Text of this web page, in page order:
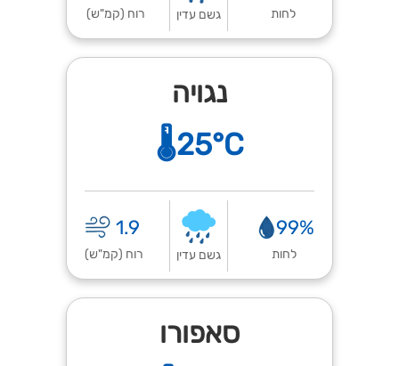
לחות גשם עדין רוח (קמ"ש)
נגויה
🌡️25°C
99%
לחות גשם עדין
1.9
רוח (קמ"ש)
סאפורו